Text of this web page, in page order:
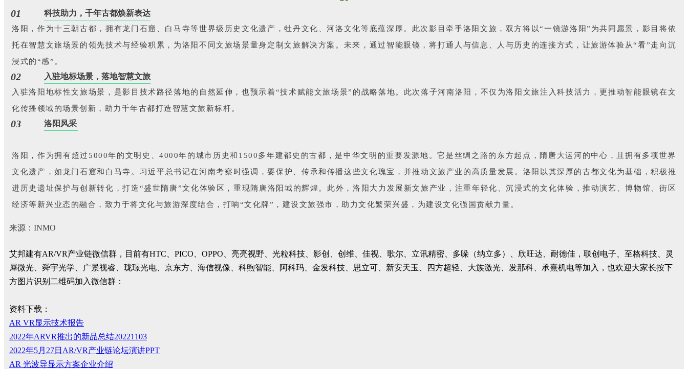
01 科技助力，千年古都焕新表达
洛阳，作为十三朝古都，拥有龙门石窟、白马寺等世界级历史文化遗产，牡丹文化、河洛文化等底蕴深厚。此次影目牵手洛阳文旅，双方将以“一镜游洛阳”为共同愿景，影目将依
托在智慧文旅场景的领先技术与经验积累，为洛阳不同文旅场景量身定制文旅解决方案。未来，通过智能眼镜，将打通人与信息、人与历史的连接方式，让旅游体验从“看”走向沉
浸式的“感”。
02 入驻地标场景，落地智慧文旅
入驻洛阳地标性文旅场景，是影目技术路径落地的自然延伸，也预示着“技术赋能文旅场景”的战略落地。此次落子河南洛阳，不仅为洛阳文旅注入科技活力，更推动智能眼镜在文
化传播领域的场景创新，助力千年古都打造智慧文旅新标杆。
03 洛阳风采
洛阳，作为拥有超过5000年的文明史、4000年的城市历史和1500多年建都史的古都，是中华文明的重要发源地。它是丝绸之路的东方起点，隋唐大运河的中心，且拥有多项世界
文化遗产，如龙门石窟和白马寺。习近平总书记在河南考察时强调，要保护、传承和传播这些文化瑰宝，并推动文旅产业的高质量发展。洛阳以其深厚的古都文化为基础，积极推
进历史遗址保护与创新转化，打造“盛世隋唐”文化体验区，重现隋唐洛阳城的辉煌。此外，洛阳大力发展新文旅产业，注重年轻化、沉浸式的文化体验，推动演艺、博物馆、街区
经济等新兴业态的融合，致力于将文化与旅游深度结合，打响“文化牌”，建设文旅强市，助力文化繁荣兴盛，为建设文化强国贡献力量。
来源：INMO
艾邦建有AR/VR产业链微信群，目前有HTC、PICO、OPPO、亮亮视野、光粒科技、影创、创维、佳视、歌尔、立讯精密、多哚（纳立多）、欣旺达、耐德佳，联创电子、至格科技、灵
犀微光、舜宇光学、广景视睿、珑璟光电、京东方、海信视像、科煦智能、阿科玛、金发科技、思立可、新安天玉、四方超轻、大族激光、发那科、承熹机电等加入，也欢迎大家长按下
方图片识别二维码加入微信群：
资料下载：
AR VR显示技术报告
2022年ARVR推出的新品总结20221103
2022年5月27日AR/VR产业链论坛演讲PPT
AR 光波导显示方案企业介绍